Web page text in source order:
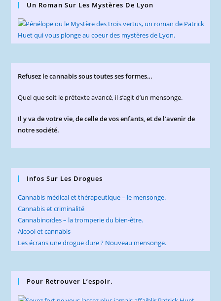
Un Roman Sur Les Mystères De Lyon
Refusez le cannabis sous toutes ses formes…
Quel que soit le prétexte avancé, il s’agit d’un mensonge.
Il y va de votre vie, de celle de vos enfants, et de l’avenir de
notre société.
Infos Sur Les Drogues
Cannabis médical et thérapeutique – le mensonge.
Cannabis et criminalité
Cannabinoïdes – la tromperie du bien-être.
Alcool et cannabis
Les écrans une drogue dure ? Nouveau mensonge.
Pour Retrouver L’espoir.